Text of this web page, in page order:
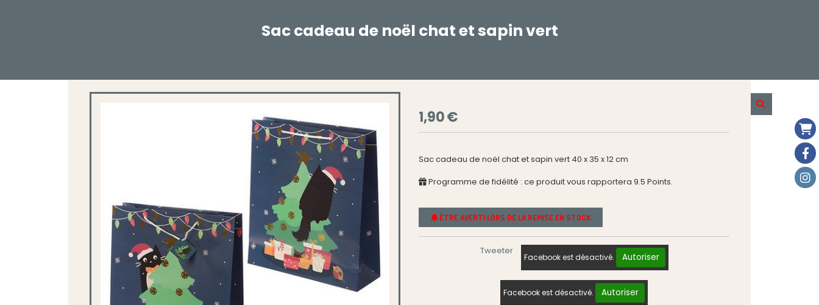
Sac cadeau de noël chat et sapin vert
1,90€
Sac cadeau de noël chat et sapin vert 40 x 35 x 12 cm
Programme de fidélité : ce produit vous rapportera 9.5 Points.
ÊTRE AVERTI LORS DE LA REMISE EN STOCK
Tweeter
Facebook est désactivé. Autoriser
Facebook est désactivé. Autoriser